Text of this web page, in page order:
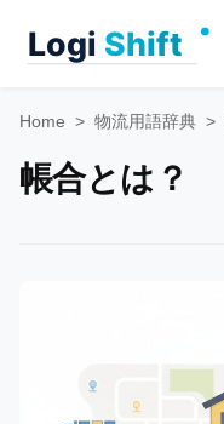
Home > 物流用語辞典 >
帳合とは？